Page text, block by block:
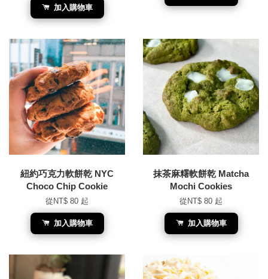
加入購物車
紐約巧克力軟餅乾 NYC
Choco Chip Cookie
從 NT$ 80 起
加入購物車
抹茶麻糬軟餅乾 Matcha
Mochi Cookies
從 NT$ 80 起
加入購物車